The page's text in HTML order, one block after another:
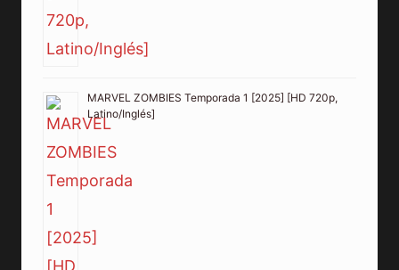
MARVEL ZOMBIES Temporada 1 [2025] [HD 720p,
Latino/Inglés]